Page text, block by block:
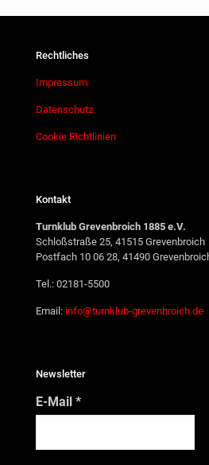
Rechtliches
Impressum
Datenschutz
Cookie Richtlinien
Kontakt
Turnklub Grevenbroich 1885 e.V.
Schloßstraße 25, 41515 Grevenbroich
Postfach 10 06 28, 41490
Tel.: 02181-5500
Email: info@turnklub-grevenbroich.de
Newsletter
E-Mail *